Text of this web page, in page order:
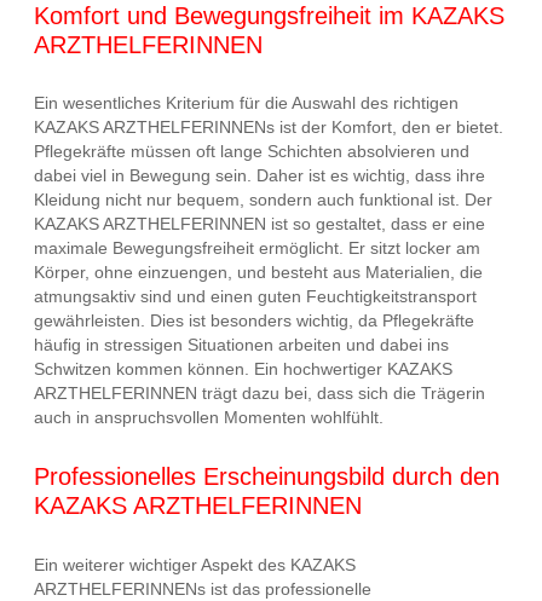
Komfort und Bewegungsfreiheit im KAZAKS
ARZTHELFERINNEN
Ein wesentliches Kriterium für die Auswahl des richtigen
KAZAKS ARZTHELFERINNENs ist der Komfort, den er bietet.
Pflegekräfte müssen oft lange Schichten absolvieren und
dabei viel in Bewegung sein. Daher ist es wichtig, dass ihre
Kleidung nicht nur bequem, sondern auch funktional ist. Der
KAZAKS ARZTHELFERINNEN ist so gestaltet, dass er eine
maximale Bewegungsfreiheit ermöglicht. Er sitzt locker am
Körper, ohne einzuengen, und besteht aus Materialien, die
atmungsaktiv sind und einen guten Feuchtigkeitstransport
gewährleisten. Dies ist besonders wichtig, da Pflegekräfte
häufig in stressigen Situationen arbeiten und dabei ins
Schwitzen kommen können. Ein hochwertiger KAZAKS
ARZTHELFERINNEN trägt dazu bei, dass sich die Trägerin
auch in anspruchsvollen Momenten wohlfühlt.
Professionelles Erscheinungsbild durch den
KAZAKS ARZTHELFERINNEN
Ein weiterer wichtiger Aspekt des KAZAKS
ARZTHELFERINNENs ist das professionelle